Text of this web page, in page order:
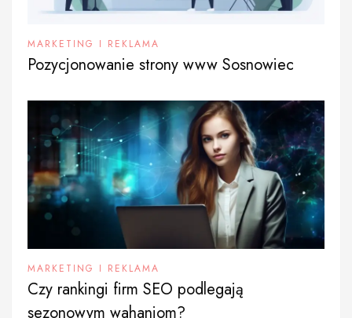
MARKETING I REKLAMA
Pozycjonowanie strony www Sosnowiec
MARKETING I REKLAMA
Czy rankingi firm SEO podlegają
sezonowym wahaniom?